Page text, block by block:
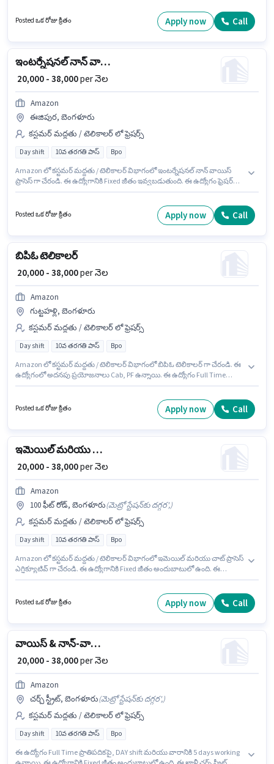
ఎగ్జిక్యూటివ్ ఉద్యోగానికి క్రియాశీలకంగా నియామకం జరుగుతోంది. ఈ ఉద్యోగం ఫ్రెషర్
Posted ఒక రోజు క్రితం Apply now Call
ఇంటర్నేషనల్ నాన్ వాయిస్ ప్రాసెస్
₹ 20,000 - 38,000per నెల
Amazon
ఈజిపుర, బెంగళూరు
కస్టమర్ మద్దతు / టెలికాలర్ లో ఫ్రెషర్స్
Day shift 10వ తరగతి పాస్ Bpo
Amazon లో కస్టమర్ మద్దతు / టెలికాలర్ విభాగంలో ఇంటర్నేషనల్ నాన్ వాయిస్
ప్రాసెస్ గా చేరండి. ఈ ఉద్యోగానికి Fixed జీతం ఇవ్వబడుతుంది. ఈ ఉద్యోగం ఫ్రెషర్
లో ఉంది. ఈ ఉద్యోగానికి అభ్యర్థులు తప్పనిసరిగా 10వ తరగతి పాస్ డిగ్రీ/సర్టిఫికెట్
Posted ఒక రోజు క్రితం Apply now Call
బిపిఓ టెలికాలర్
₹ 20,000 - 38,000per నెల
Amazon
గుట్టహళ్లి, బెంగళూరు
కస్టమర్ మద్దతు / టెలికాలర్ లో ఫ్రెషర్స్
Day shift 10వ తరగతి పాస్ Bpo
Amazon లో కస్టమర్ మద్దతు / టెలికాలర్ విభాగంలో బిపిఓ టెలికాలర్ గా చేరండి. ఈ
ఉద్యోగంలో అదనపు ప్రయోజనాలు Cab, PF ఉన్నాయి. ఈ ఉద్యోగం Full Time
ఉంది. ఈ ఉద్యోగం ఫ్రెషర్ కోసం అనుకూలంగా ఉంటుంది. మీరు నెలకు ₹38000 వరకు
Posted ఒక రోజు క్రితం Apply now Call
ఇమెయిల్ మరియు చాట్ ప్రాసెస్ ఎగ్జిక్యూటివ్
₹ 20,000 - 38,000per నెల
Amazon
100 ఫీట్ రోడ్, బెంగళూరు(మెట్రో స్టేషన్‌కు దగ్గర',)
కస్టమర్ మద్దతు / టెలికాలర్ లో ఫ్రెషర్స్
Day shift 10వ తరగతి పాస్ Bpo
Amazon లో కస్టమర్ మద్దతు / టెలికాలర్ విభాగంలో ఇమెయిల్ మరియు చాట్ ప్రాసెస్
ఎగ్జిక్యూటివ్ గా చేరండి. ఈ ఉద్యోగానికి Fixed జీతం అందుబాటులో ఉంది. ఈ
కలిగి ఉండాలి. ఈ ఉద్యోగం Full Time ప్రాతిపదికపై, DAY shift మరియు వారానికి 5
Posted ఒక రోజు క్రితం Apply now Call
వాయిస్ & నాన్-వాయిస్ కస్టమర్ సపోర్ట్ ఎగ్జిక్యూటివ్
₹ 20,000 - 38,000per నెల
Amazon
చర్చ్ స్ట్రీట్, బెంగళూరు(మెట్రో స్టేషన్‌కు దగ్గర',)
కస్టమర్ మద్దతు / టెలికాలర్ లో ఫ్రెషర్స్
Day shift 10వ తరగతి పాస్ Bpo
ఈ ఉద్యోగం Full Time ప్రాతిపదికపై, DAY shift మరియు వారానికి 5 days working